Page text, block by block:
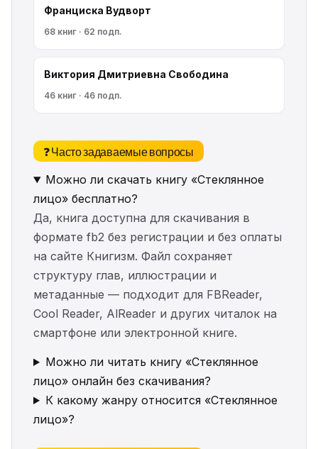
Франциска Вудворт
68 книг · 62 подп.
Виктория Дмитриевна Свободина
46 книг · 46 подп.
❓ Часто задаваемые вопросы
Можно ли скачать книгу «Стеклянное
лицо» бесплатно?
Да, книга доступна для скачивания в
формате fb2 без регистрации и без оплаты
на сайте Книгизм. Файл сохраняет
структуру глав, иллюстрации и
метаданные — подходит для FBReader,
Cool Reader, AlReader и других читалок на
смартфоне или электронной книге.
Можно ли читать книгу «Стеклянное
лицо» онлайн без скачивания?
К какому жанру относится «Стеклянное
лицо»?